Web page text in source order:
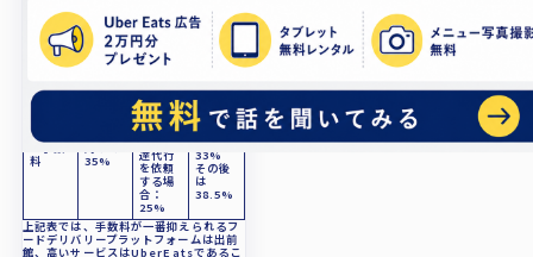
トナ
ウ）
初期費
50,00
0円
20,000
円 0円
サービ
ス手数
料
対して
35%
自店で
配達す
る場
合：
10% 配
達代行
を依頼
する場
合：
25%
導入か
ら最初
の3ヶ月
間は
33%
その後
は
38.5%
上記表では、手数料が一番抑えられるフ
ードデリバリープラットフォームは出前
館、高いサービスはUberEatsであるこ